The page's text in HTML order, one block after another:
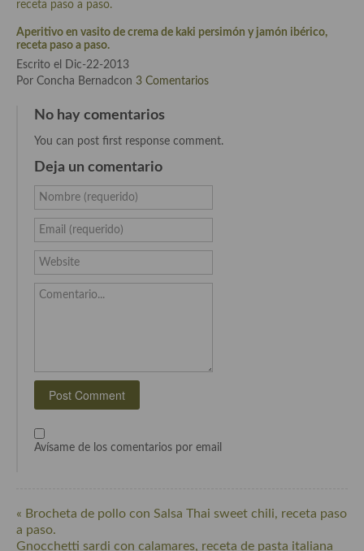
Aperitivo en vasito de crema de kaki persimón y jamón ibérico,
receta paso a paso.
Escrito el Dic-22-2013
Por Concha Bernadcon 3 Comentarios
No hay comentarios
You can post first response comment.
Deja un comentario
Nombre (requerido)
Email (requerido)
Website
Comentario...
Avísame de los comentarios por email
« Brocheta de pollo con Salsa Thai sweet chili, receta paso
a paso.
Gnocchetti sardi con calamares, receta de pasta italiana